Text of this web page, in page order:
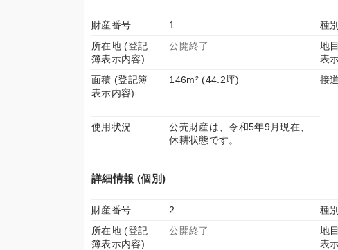
財産番号 1 種別
所在地 (登記
簿表示内容)
公開終了
地
表
面積 (登記簿
表示内容)
146m² (44.2坪) 接
使用状況
公売財産は、令和5年9月現在、
休耕状態です。
詳細情報 (個別)
財産番号 2 種別
所在地 (登記
簿表示内容)
公開終了
地
表